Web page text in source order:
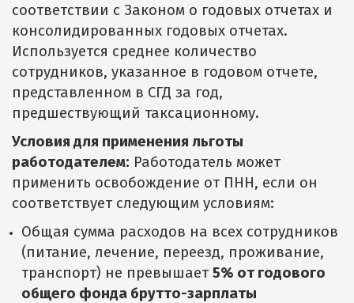
соответствии с Законом о годовых отчетах и
консолидированных годовых отчетах.
Используется среднее количество
сотрудников, указанное в годовом отчете,
представленном в СГД за год,
предшествующий таксационному.
Условия для применения льготы
работодателем: Работодатель может
применить освобождение от ПНН, если он
соответствует следующим условиям:
Общая сумма расходов на всех сотрудников
(питание, лечение, переезд, проживание,
транспорт) не превышает 5% от годового
общего фонда брутто-зарплаты